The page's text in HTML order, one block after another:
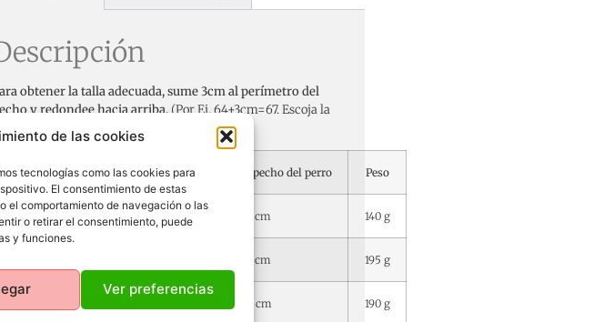
de las cookies
tecnologías como las cookies para
El consentimiento de estas
el comportamiento de navegación o las
o retirar el consentimiento, puede
y funciones.
Ver preferencias
obtener la talla adecuada, sume 3cm al perímetro del
y redondee hacia arriba. (Por Ej. 64+3cm=67. Escoja la
70)
REF. Talla Perímetro del pecho del perro Peso
wh10-45 45 45 cm 140 g
45 cm 195 g
50 cm 190 g